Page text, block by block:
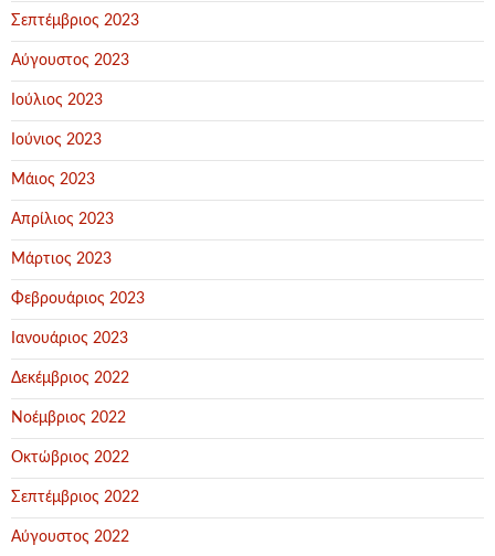
Σεπτέμβριος 2023
Αύγουστος 2023
Ιούλιος 2023
Ιούνιος 2023
Μάιος 2023
Απρίλιος 2023
Μάρτιος 2023
Φεβρουάριος 2023
Ιανουάριος 2023
Δεκέμβριος 2022
Νοέμβριος 2022
Οκτώβριος 2022
Σεπτέμβριος 2022
Αύγουστος 2022